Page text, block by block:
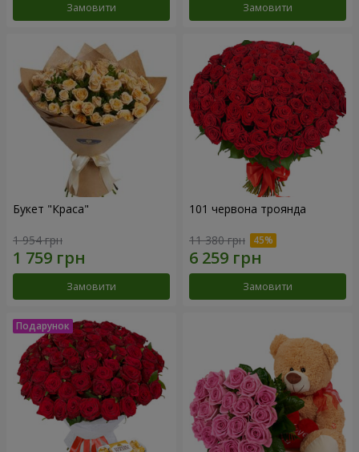
Замовити Замовити
Букет "Краса"
1 954 грн
Замовити
101 червона троянда
11 380 грн
Замовити